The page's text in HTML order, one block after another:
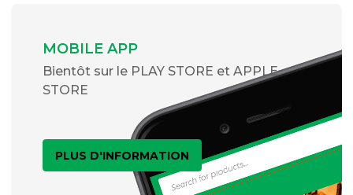
MOBILE APP
Bientôt sur le PLAY STORE et APPLE
STORE
PLUS D'INFORMATION